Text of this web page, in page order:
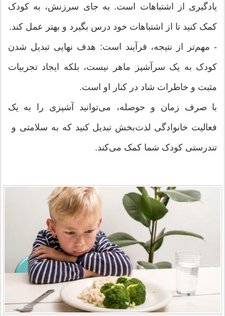
یادگیری از اشتباهات است. به جای سرزنش، به کودک
کمک کنید تا از اشتباهات خود درس بگیرد و بهتر عمل کند.
- مهم‌تر از نتیجه، فرآیند است: هدف نهایی تبدیل شدن
کودک به یک سرآشپز ماهر نیست، بلکه ایجاد تجربیات
مثبت و خاطرات شاد در کنار او است.
با صرف زمان و حوصله، می‌توانید آشپزی را به یک
فعالیت خانوادگی لذت‌بخش تبدیل کنید که به سلامتی و
تندرستی کودک شما کمک می‌کند.